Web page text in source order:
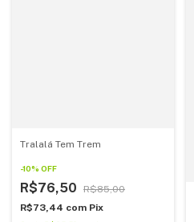
Tralalá Tem Trem
-10% OFF
R$76,50
R$85,00
R$73,44 com Pix